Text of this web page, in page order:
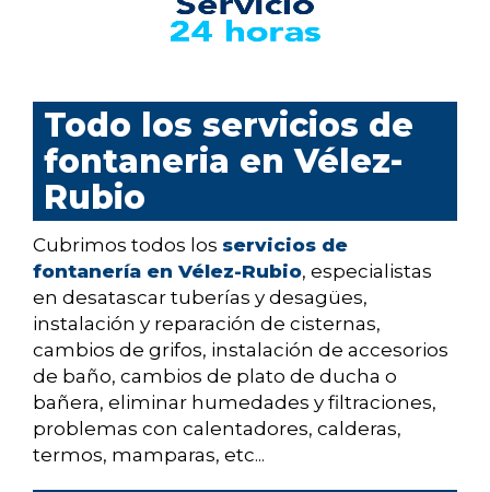
Todo los servicios de
fontaneria en Vélez-
Rubio
Cubrimos todos los servicios de
fontanería en Vélez-Rubio, especialistas
en desatascar tuberías y desagües,
instalación y reparación de cisternas,
cambios de grifos, instalación de accesorios
de baño, cambios de plato de ducha o
bañera, eliminar humedades y filtraciones,
problemas con calentadores, calderas,
termos, mamparas, etc...